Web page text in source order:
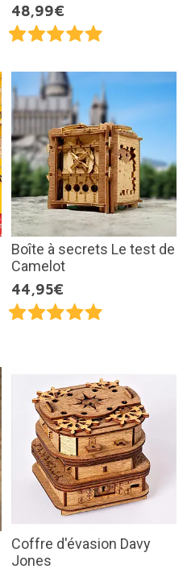
48,99€
Boîte à secrets Le test de
Camelot
44,95€
Coffre d'évasion Davy
Jones